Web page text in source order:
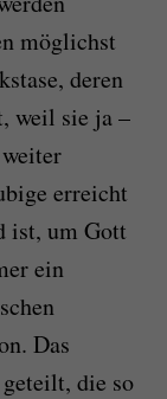
möglichst
deren
weil sie ja –
erreicht
ist, um Gott
ein
Das
die so